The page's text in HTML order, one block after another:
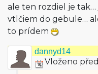
ale ten rozdiel je tak…
vtlčiem do gebule…
to prídem
dannyd14
Vloženo